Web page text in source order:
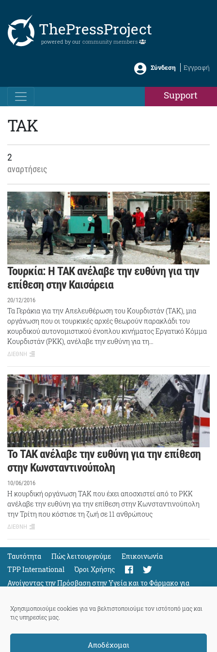
Χρησιμοποιούμε cookies για να βελτιστοποιούμε τον ιστότοπό μας και
τις υπηρεσίες μας.
Αποδέχομαι
ThePressProject
powered by our community members
Σύνδεση Εγγραφή
Support
ΤΑΚ
2
αναρτήσεις
Τουρκία: Η TAK ανέλαβε την ευθύνη για την
επίθεση στην Καισάρεια
20/12/2016
Τα Γεράκια για την Απελευθέρωση του Κουρδιστάν (TAK), μια
οργάνωση που οι τουρκικές αρχές θεωρούν παρακλάδι του
κουρδικού αυτονομιστικού ένοπλου κινήματος Εργατικό Κόμμα
Κουρδιστάν (PKK), ανέλαβε την ευθύνη για τη…
ΔΙΕΘΝΗ
Το ΤΑΚ ανέλαβε την ευθύνη για την επίθεση
στην Κωνσταντινούπολη
10/06/2016
Η κουρδική οργάνωση ΤΑΚ που έχει αποσχιστεί από το ΡΚΚ
ανέλαβε την ευθύνη για την επίθεση στην Κωνσταντινούπολη
την Τρίτη που κόστισε τη ζωή σε 11 ανθρώπους
ΔΙΕΘΝΗ
Ταυτότητα Πώς λειτουργούμε
Eπικοινωνία
TPP International
Όροι Χρήσης
Ανοίγοντας την Πρόσβαση στην Υγεία και το Φάρμακο για
Όλους
Support